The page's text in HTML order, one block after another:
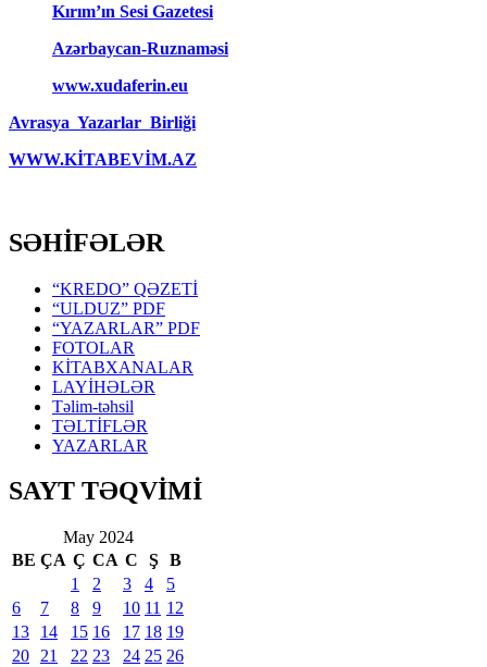
Kırım’ın Sesi Gazetesi
Azərbaycan-Ruznaməsi
www.xudaferin.eu
Avrasya Yazarlar Birliği
WWW.KİTABEVİM.AZ
SƏHİFƏLƏR
“KREDO” QƏZETİ
“ULDUZ” PDF
“YAZARLAR” PDF
FOTOLAR
KİTABXANALAR
LAYİHƏLƏR
Təlim-təhsil
TƏLTİFLƏR
YAZARLAR
SAYT TƏQVİMİ
May 2024
BE ÇA Ç CA C Ş
B
1
2 3 4
5
6
7 8 9 10 11 12
13
14 15 16 17 18 19
20
21 22 23 24 25 26